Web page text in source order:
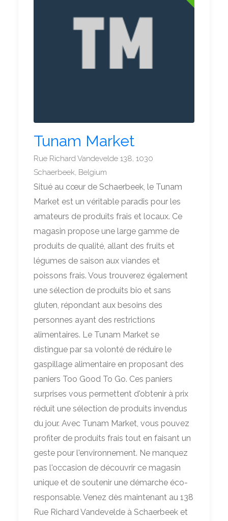
Tunam Market
Rue Richard Vandevelde 138, 1030
Schaerbeek, Belgium
Situé au cœur de Schaerbeek, le Tunam
Market est un véritable paradis pour les
amateurs de produits frais et locaux. Ce
magasin propose une large gamme de
produits de qualité, allant des fruits et
légumes de saison aux viandes et
poissons frais. Vous trouverez également
une sélection de produits bio et sans
gluten, répondant aux besoins des
personnes ayant des restrictions
alimentaires. Le Tunam Market se
distingue par sa volonté de réduire le
gaspillage alimentaire en proposant des
paniers Too Good To Go. Ces paniers
surprises vous permettent d'obtenir à prix
réduit une sélection de produits invendus
du jour. Avec Tunam Market, vous pouvez
profiter de produits frais tout en faisant un
geste pour l'environnement. Ne manquez
pas l'occasion de découvrir ce magasin
unique et de soutenir une démarche éco-
responsable. Venez dès maintenant au 138
Rue Richard Vandevelde à Schaerbeek et